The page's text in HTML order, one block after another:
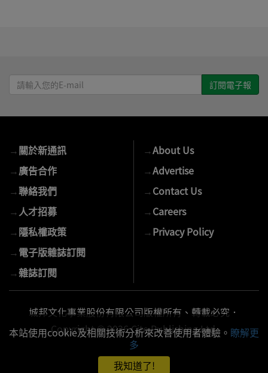
請
輸
E-
mail
→關於新通訊
→廣告合作
→聯絡我們
→ 人才招募
→隱私權政策
→電子版雜誌訂閱
→雜誌訂閱
→About Us
→Advertise
→Contact Us
→Careers
→Privacy Policy
城邦文化事業股份有限公司版權所有、轉載必究．
Copyright © 2026 Cite Publishing Ltd.
本站使用cookie及相關技術分析來改善使用者體驗。 瞭解更
多
我知道了!